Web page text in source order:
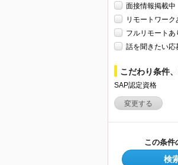
面接情報掲載中
リモートワーク
フルリモートあ
話を聞きたい応
こだわり条件
SAP認定資格
変更する
この条件
検